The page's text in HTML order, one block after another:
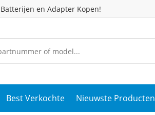
en Adapter Kopen!
Best Verkochte Nieuwste Producten